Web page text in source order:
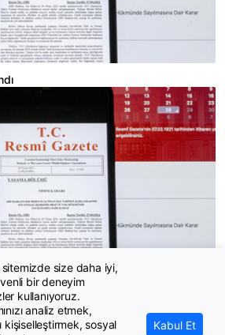
artırılmasını da içeren kanun yayımlandı
sitemizde size daha iyi,
bir deneyim
kullanıyoruz.
analiz etmek,
kişiselleştirmek, sosyal
Kabul Et